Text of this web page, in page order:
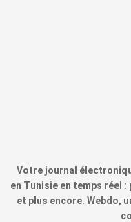
Votre journal
en Tunisie en temps réel
et plus encore. Webdo,